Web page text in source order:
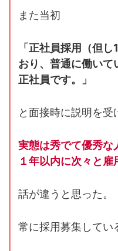
また当初
「正社員採用（但
おり、普通に働いて
正社員です。」
と面接時に説明を受
実態は秀でて優秀な
１年以内に次々と雇
話が違うと思った。
常に採用募集してい